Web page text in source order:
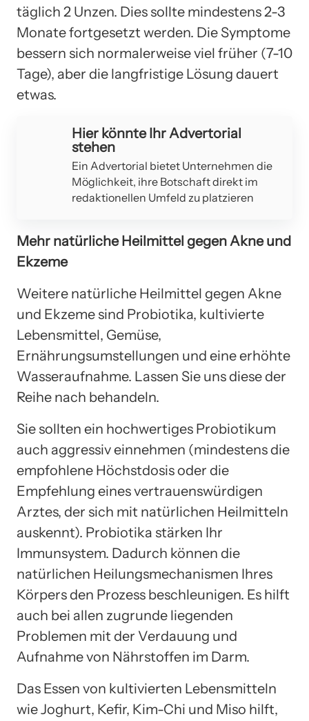
täglich 2 Unzen. Dies sollte mindestens 2-3
Monate fortgesetzt werden. Die Symptome
bessern sich normalerweise viel früher (7-10
Tage), aber die langfristige Lösung dauert
etwas.
Hier könnte Ihr Advertorial
stehen
Ein Advertorial bietet Unternehmen die
Möglichkeit, ihre Botschaft direkt im
redaktionellen Umfeld zu platzieren
Mehr natürliche Heilmittel gegen Akne und
Ekzeme
Weitere natürliche Heilmittel gegen Akne
und Ekzeme sind Probiotika, kultivierte
Lebensmittel, Gemüse,
Ernährungsumstellungen und eine erhöhte
Wasseraufnahme. Lassen Sie uns diese der
Reihe nach behandeln.
Sie sollten ein hochwertiges Probiotikum
auch aggressiv einnehmen (mindestens die
empfohlene Höchstdosis oder die
Empfehlung eines vertrauenswürdigen
Arztes, der sich mit natürlichen Heilmitteln
auskennt). Probiotika stärken Ihr
Immunsystem. Dadurch können die
natürlichen Heilungsmechanismen Ihres
Körpers den Prozess beschleunigen. Es hilft
auch bei allen zugrunde liegenden
Problemen mit der Verdauung und
Aufnahme von Nährstoffen im Darm.
Das Essen von kultivierten Lebensmitteln
wie Joghurt, Kefir, Kim-Chi und Miso hilft,